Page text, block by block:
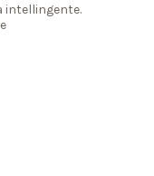
intellingente.